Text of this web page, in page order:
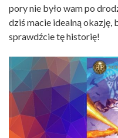
pory nie było wam po
dziś macie idealną okazję,
sprawdźcie tę historię!